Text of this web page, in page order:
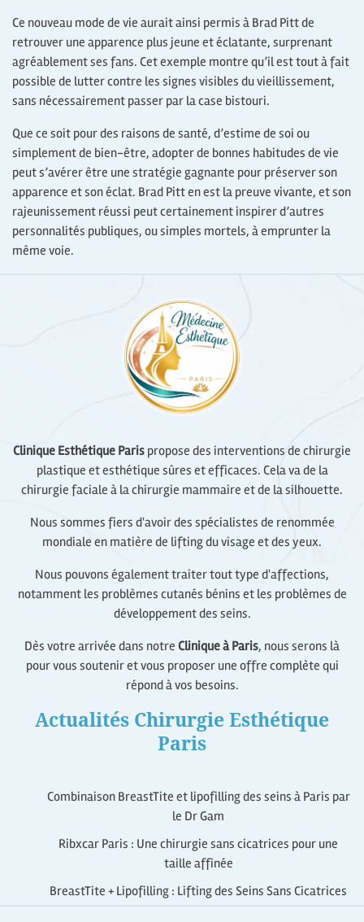
Ce nouveau mode de vie aurait ainsi permis à Brad Pitt de
retrouver une apparence plus jeune et éclatante, surprenant
agréablement ses fans. Cet exemple montre qu’il est tout à fait
possible de lutter contre les signes visibles du vieillissement,
sans nécessairement passer par la case bistouri.
Que ce soit pour des raisons de santé, d’estime de soi ou
simplement de bien-être, adopter de bonnes habitudes de vie
peut s’avérer être une stratégie gagnante pour préserver son
apparence et son éclat. Brad Pitt en est la preuve vivante, et son
rajeunissement réussi peut certainement inspirer d’autres
personnalités publiques, ou simples mortels, à emprunter la
même voie.
Clinique Esthétique Paris propose des interventions de chirurgie
plastique et esthétique sûres et efficaces. Cela va de la
chirurgie faciale à la chirurgie mammaire et de la silhouette.
Nous sommes fiers d'avoir des spécialistes de renommée
mondiale en matière de lifting du visage et des yeux.
Nous pouvons également traiter tout type d'affections,
notamment les problèmes cutanés bénins et les problèmes de
développement des seins.
Dès votre arrivée dans notre Clinique à Paris, nous serons là
pour vous soutenir et vous proposer une offre complète qui
répond à vos besoins.
Actualités Chirurgie Esthétique
Paris
Combinaison BreastTite et lipofilling des seins à Paris par
le Dr Gam
Ribxcar Paris : Une chirurgie sans cicatrices pour une
taille affinée
BreastTite + Lipofilling : Lifting des Seins Sans Cicatrices